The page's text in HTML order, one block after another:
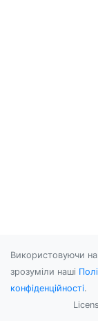
Використовуючи
зрозуміли наші
конфіденційності.